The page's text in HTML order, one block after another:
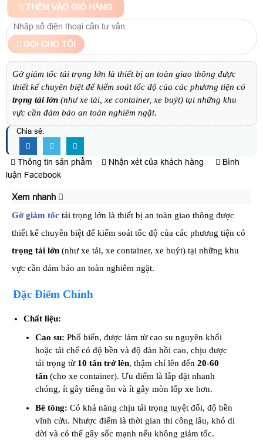
THÊM VÀO GIỎ HÀNG
GỌI CHO TÔI
Gờ giảm tốc tải trọng lớn là thiết bị an toàn giao thông được
thiết kế chuyên biệt để kiểm soát tốc độ của các phương tiện có
trọng tải lớn (như xe tải, xe container, xe buýt) tại những khu
vực cần đảm bảo an toàn nghiêm ngặt.
Chia sẻ:
Thông tin sản phẩm Nhận xét của khách hàng
Bình
luận Facebook
Xem nhanh
Gờ giảm tốc tải trọng lớn là thiết bị an toàn giao thông được
thiết kế chuyên biệt để kiểm soát tốc độ của các phương tiện có
trọng tải lớn (như xe tải, xe container, xe buýt) tại những khu
vực cần đảm bảo an toàn nghiêm ngặt.
Đặc Điểm Chính
Chất liệu:
Cao su: Phổ biến, được làm từ cao su nguyên khối
hoặc tái chế có độ bền và độ đàn hồi cao, chịu được
tải trọng từ 10 tấn trở lên, thậm chí lên đến 20-60
tấn (cho xe container). Ưu điểm là lắp đặt nhanh
chóng, ít gây tiếng ồn và ít gây mòn lốp xe hơn.
Bê tông: Có khả năng chịu tải trọng tuyệt đối, độ bền
vĩnh cửu. Nhược điểm là thời gian thi công lâu, khó di
dời và có thể gây sốc mạnh nếu không giảm tốc.